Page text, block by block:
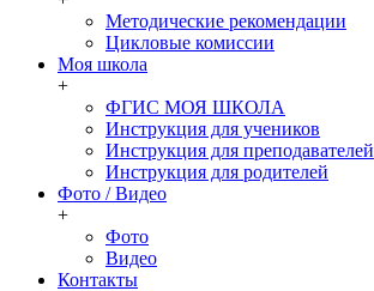
Методические рекомендации
Цикловые комиссии
Моя школа
+
ФГИС МОЯ ШКОЛА
Инструкция для учеников
Инструкция для преподавателей
Инструкция для родителей
Фото / Видео
+
Фото
Видео
Контакты